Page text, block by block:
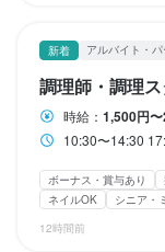
新着 アルバイト・パ
調理師・調理
時給： 1,500円
10:30〜14:30 17:30～21:30の間でシフト制（終電
ボーナス・賞与あり
ネイルOK
シニア・
12時間前
＝＝＝＝＝＝＝＝＝
仕事内容
＝＝＝＝＝＝＝＝＝
■料理やワインの説
当店では接客や管
る食材やそのお料
す。
当店では接客だけ
のお料理に合うワ
イタリアンの接客
輩スタッフが丁寧に
まずはお店のメニ
ルの仕事に慣れて
ど、飲食店の運営
仕事内容
＝＝＝＝＝＝＝＝＝
■キッチン責任者と
る食材やそのお料
イタリアンの調理
輩スタッフが丁寧に
まずはお店のメニ
＝＝＝＝＝＝＝＝＝
仕事内容
＝＝＝＝＝＝＝＝＝
■料理やワインの説
当店では調理だけ
のお料理に合うワ
イタリアンの調理
輩スタッフが丁寧に
■ワインと料理のペ
当店では基本的な
に合わせた最適な
ソムリエ資格をお
も大歓迎！知識豊
まずはメニューや
＝＝＝＝＝＝＝＝＝
■WEB運営および
す。
当店では調理だけ
店舗運営をトータ
の知識がなくても
ことを知り、慣れ
にも関わってもらえ
特徴
学歴不問 未経験者歓迎
Uターン・Iターン歓迎
駅チカ(徒歩5分以内)
個
スタッフの平均年齢20代
まかない・食事補助あり
生産者への訪問研修あり
社員登用制度あり
独立支
髪型自由
服装自由 ひ
特徴
学歴不問
生産者への訪問研修あり
社員登用制度あり
独立支
髪型自由
服装自由 ひ
特徴
学歴不問 未経験者歓迎
Uターン・Iターン歓迎